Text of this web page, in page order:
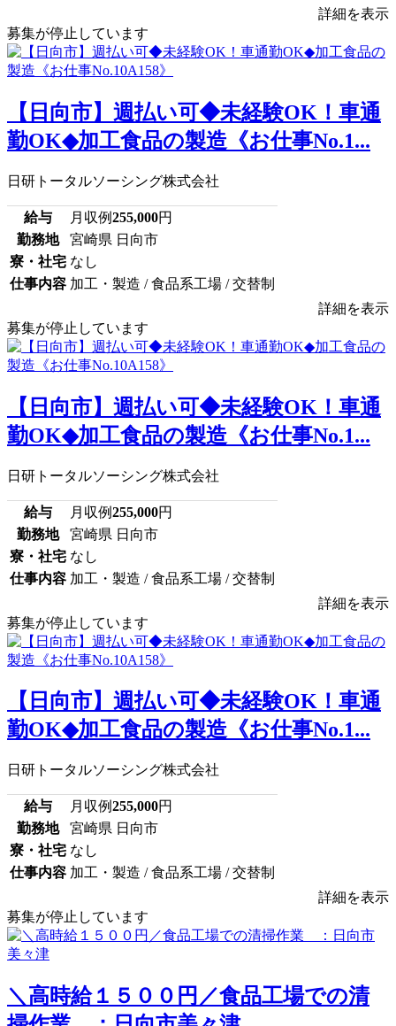
詳細を表示
募集が停止しています
【日向市】週払い可◆未経験OK！車通
勤OK◆加工食品の製造《お仕事No.1...
日研トータルソーシング株式会社
給与 月収例255,000円
勤務地
宮崎県 日向市
寮・社宅 なし
仕事内容 加工・製造 / 食品系工場 / 交替制
詳細を表示
募集が停止しています
【日向市】週払い可◆未経験OK！車通
勤OK◆加工食品の製造《お仕事No.1...
日研トータルソーシング株式会社
給与 月収例255,000円
勤務地
宮崎県 日向市
寮・社宅 なし
仕事内容 加工・製造 / 食品系工場 / 交替制
詳細を表示
募集が停止しています
【日向市】週払い可◆未経験OK！車通
勤OK◆加工食品の製造《お仕事No.1...
日研トータルソーシング株式会社
給与 月収例255,000円
勤務地
宮崎県 日向市
寮・社宅 なし
仕事内容 加工・製造 / 食品系工場 / 交替制
詳細を表示
募集が停止しています
＼高時給１５００円／食品工場での清